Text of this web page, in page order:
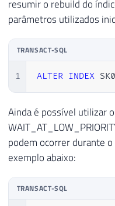
resumir o rebuild do
parâmetros utilizados
TRANSACT-SQL
1 ALTER INDEX
Ainda é possível utilizar
podem ocorrer durante
exemplo abaixo:
TRANSACT-SQL